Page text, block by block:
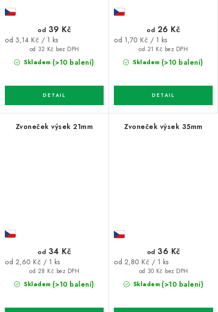
Skladem (>10 balení)
od 32 Kč bez DPH
od 39 Kč
Měrná
od 3,14 Kč / 1 ks
Skladem (>10 balení)
od 21 Kč bez DPH
od 26 Kč
Měrná
od 1,70 Kč / 1 ks
Zvoneček výsek 21mm
Skladem (>10 balení)
od 28 Kč bez DPH
od 34 Kč
Měrná
od 2,60 Kč / 1 ks
Zvoneček výsek 35mm
Skladem (>10 balení)
od 30 Kč bez DPH
od 36 Kč
Měrná
od 2,80 Kč / 1 ks